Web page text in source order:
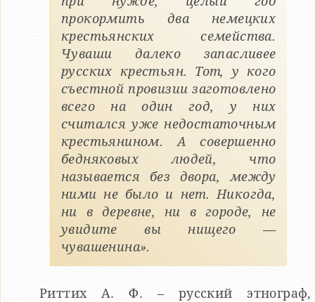
прокормить два немецких
крестьянских семейства.
Чуваши далеко запасливее
русских крестьян. Тот, у кого
съестной провизии заготовлено
всего на один год, у них
считался уже недостаточным
крестьянином. А совершенно
бедняковых людей, что
называется без двора, между
ними не было и нет. Никогда,
ни в деревне, ни в городе, не
увидите вы нищего —
чувашенина».
Риттих А. Ф. – русский этнограф,